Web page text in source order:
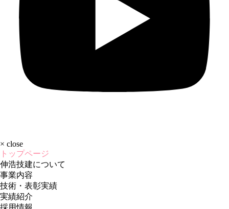
× close
トップページ
伸浩技建について
事業内容
技術・表彰実績
実績紹介
採用情報